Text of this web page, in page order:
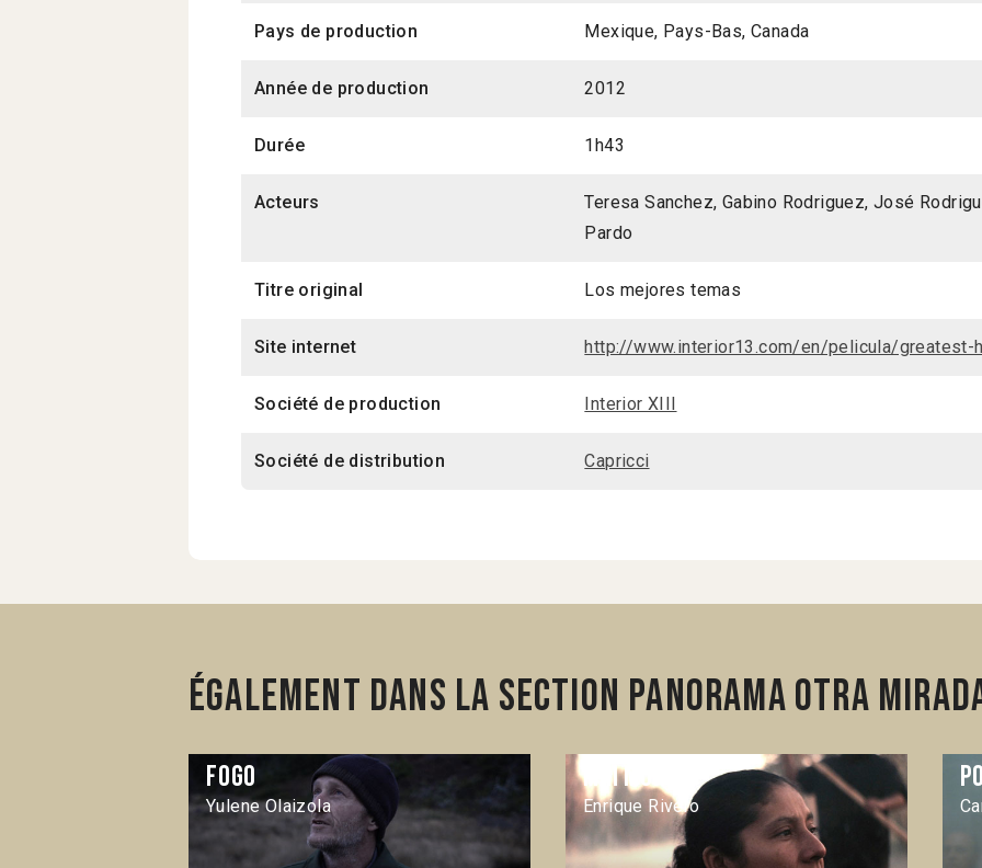
Pays de production Mexique, Pays-Bas, Canada
Année de production 2012
Durée 1h43
Acteurs
Teresa Sanchez, Gabino Rodriguez, José
Pardo
Titre original Los mejores temas
Site internet http://www.interior13.com/en/pelicula/greatest-
Société de production Interior XIII
Société de distribution Capricci
Également dans la section Panorama Otra
Fogo
Yulene Olaizola
Mai Morire
Enrique Rivero